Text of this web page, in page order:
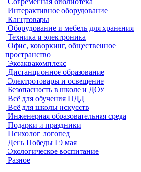
Современная библиотека
Интерактивное оборудование
Канцтовары
Оборудование и мебель для хранения
Техника и электроника
Офис, коворкинг, общественное
пространство
Экоаквакомплекс
Дистанционное образование
Электротовары и освещение
Безопасность в школе и ДОУ
Всё для обучения ПДД
Всё для школы искусств
Инженерная образовательная среда
Подарки и праздники
Психолог, логопед
День Победы I 9 мая
Экологическое воспитание
Разное